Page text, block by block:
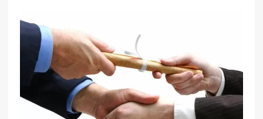
Позвонить нам
РАЗДЕЛЫ
САЙТА